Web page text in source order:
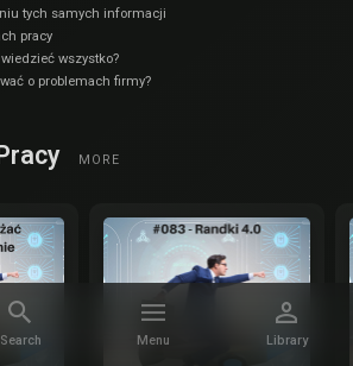
Search Menu Library
tych samych informacji
pracy
wszystko?
o problemach firmy?
MORE